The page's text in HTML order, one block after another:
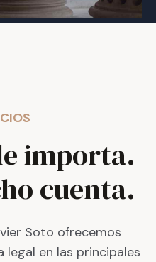
importa.
cuenta.
Soto ofrecemos
legal en las principales